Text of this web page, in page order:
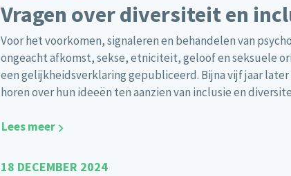
Vragen over diversiteit en
Voor het voorkomen, signaleren en behandelen van
ongeacht afkomst, sekse, etniciteit, geloof en seksuele
een gelijkheidsverklaring gepubliceerd. Bijna vijf jaar
horen over hun ideeën ten aanzien van inclusie en
Lees meer
18 DECEMBER 2024